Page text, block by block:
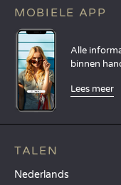
MOBIELE APP
Alle
binnen
Lees meer
TALEN
Nederlands